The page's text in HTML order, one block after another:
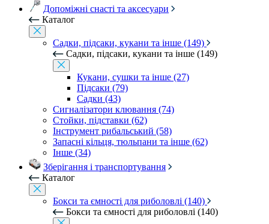
Допоміжні снасті та аксесуари
Каталог
Садки, підсаки, кукани та інше (149)
Садки, підсаки, кукани та інше (149)
Кукани, сушки та інше (27)
Підсаки (79)
Садки (43)
Сигналізатори клювання (74)
Стойки, підставки (62)
Інструмент рибальський (58)
Запасні кільця, тюльпани та інше (62)
Інше (34)
Зберігання і транспортування
Каталог
Бокси та ємності для риболовлі (140)
Бокси та ємності для риболовлі (140)